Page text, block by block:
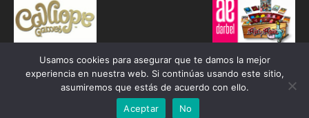
Proudly powered by WordPress|Theme: Awaken by
Usamos cookies para asegurar que te damos la mejor
experiencia en nuestra web. Si continúas usando este sitio,
asumiremos que estás de acuerdo con ello.
Aceptar
No